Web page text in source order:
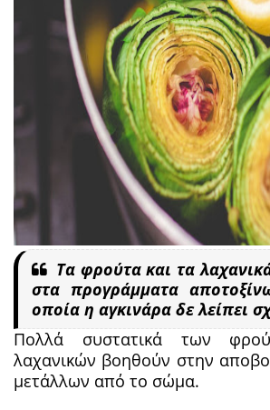
Τα φρούτα και τα
στα προγράμματα
οποία η αγκινάρα δε λείπει
Πολλά συστατικά των
λαχανικών βοηθούν στην
μετάλλων από το σώμα.